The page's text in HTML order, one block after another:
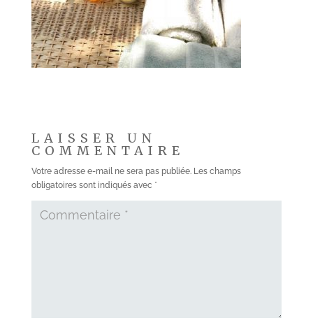
LAISSER UN
COMMENTAIRE
Votre adresse e-mail ne sera pas publiée. Les champs
obligatoires sont indiqués avec *